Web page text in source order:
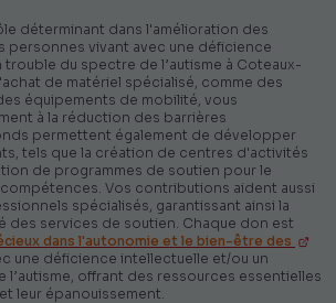
déterminant dans l'amélioration des
personnes vivant avec une déficience
du spectre de l’autisme à Coteaux-
de matériel spécialisé, comme des
équipements de mobilité, vous
à la réduction des barrières
permettent également de développer
tels que la création de centres d'activités
de programmes de soutien pour le
Vos contributions aident aussi
spécialisés, garantissant ainsi la
des services de soutien. Chaque don est
dans l'autonomie et le bien-être des
une déficience intellectuelle et/ou un
offrant des ressources essentielles
leur épanouissement.